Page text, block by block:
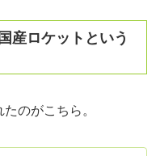
産ロケットという
のがこちら。